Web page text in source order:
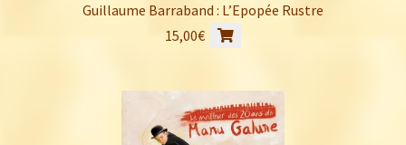
Guillaume Barraband : L’Epopée Rustre
15,00€